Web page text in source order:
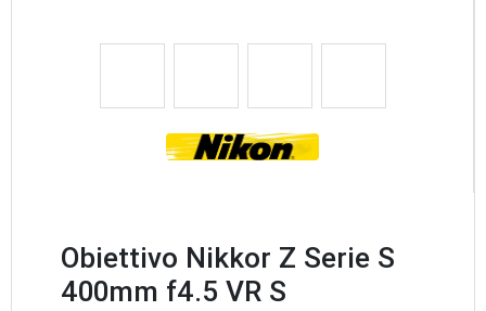
Obiettivo Nikkor Z Serie S
400mm f4.5 VR S